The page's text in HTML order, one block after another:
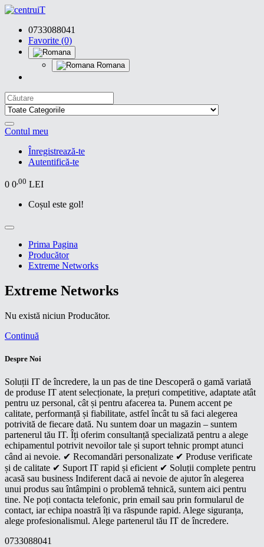
0733088041
Favorite (0)
Romana
Contul meu
Înregistrează-te
Autentifică-te
0 0,00 LEI
Coșul este gol!
Prima Pagina
Producător
Extreme Networks
Extreme Networks
Nu există niciun Producător.
Continuă
Despre Noi
Soluții IT de încredere, la un pas de tine Descoperă o gamă variată
de produse IT atent selecționate, la prețuri competitive, adaptate atât
pentru uz personal, cât și pentru afacerea ta. Punem accent pe
calitate, performanță și fiabilitate, astfel încât tu să faci alegerea
potrivită de fiecare dată. Nu suntem doar un magazin – suntem
partenerul tău IT. Îți oferim consultanță specializată pentru a alege
echipamentul potrivit nevoilor tale și suport tehnic prompt atunci
când ai nevoie. ✔ Recomandări personalizate ✔ Produse verificate
și de calitate ✔ Suport IT rapid și eficient ✔ Soluții complete pentru
acasă sau business Indiferent dacă ai nevoie de ajutor în alegerea
unui produs sau întâmpini o problemă tehnică, suntem aici pentru
tine. Ne poți contacta telefonic, prin email sau prin formularul de
contact, iar echipa noastră îți va răspunde rapid. Alege siguranța,
alege profesionalismul. Alege partenerul tău IT de încredere.
0733088041